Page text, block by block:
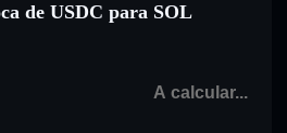
de USDC para SOL